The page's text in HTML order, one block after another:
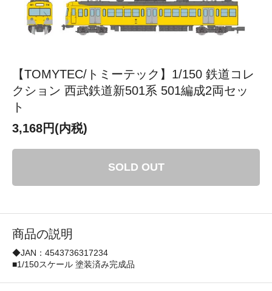
【TOMYTEC/トミーテック】1/150 鉄道コレ
クション 西武鉄道新501系 501編成2両セッ
ト
3,168円(内税)
SOLD OUT
商品の説明
◆JAN：4543736317234
■1/150スケール 塗装済み完成品